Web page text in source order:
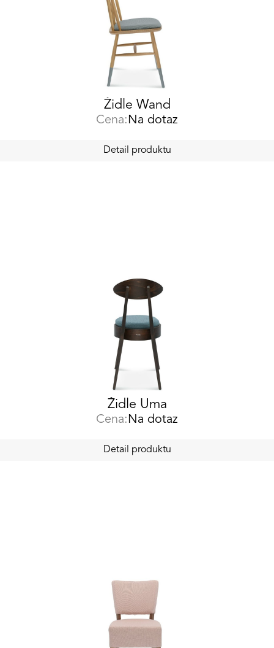
Židle Wand
Cena: Na dotaz
Detail produktu
Židle Uma
Cena: Na dotaz
Detail produktu